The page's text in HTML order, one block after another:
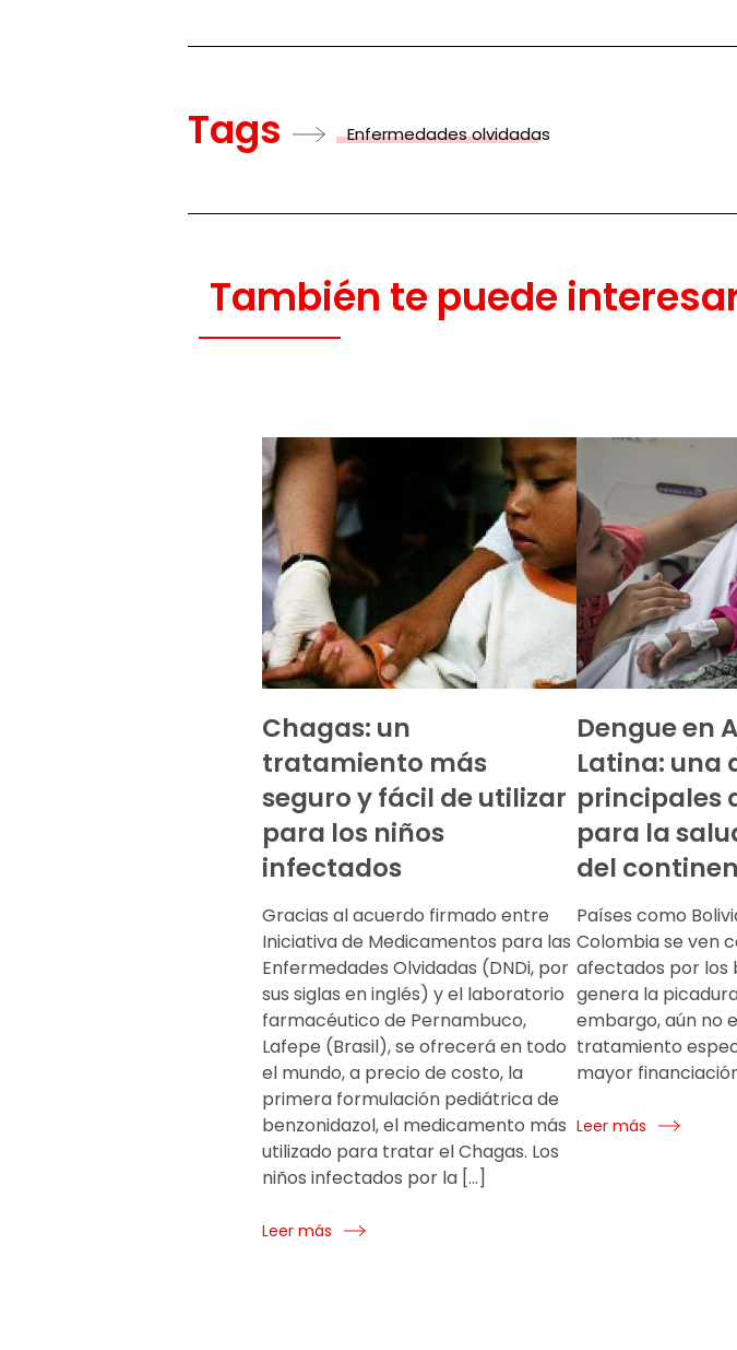
Tags Enfermedades olvidadas
También te puede
Chagas: un
tratamiento más
seguro y fácil de utilizar
para los niños
infectados
Gracias al acuerdo firmado entre
Iniciativa de Medicamentos para las
Enfermedades Olvidadas (DNDi, por
sus siglas en inglés) y el laboratorio
farmacéutico de Pernambuco,
Lafepe (Brasil), se ofrecerá en todo
el mundo, a precio de costo, la
primera formulación pediátrica de
benzonidazol, el medicamento más
utilizado para tratar el Chagas. Los
niños infectados por la […]
Leer más
Dengue en
Latina: una
principales
para la
del
Países como
Colombia se ven
afectados por los
genera la
embargo, aún no
tratamiento
mayor
Leer más